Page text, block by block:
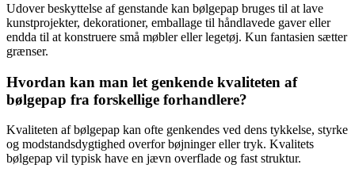
Udover beskyttelse af genstande kan bølgepap bruges til at lave
kunstprojekter, dekorationer, emballage til håndlavede gaver eller
endda til at konstruere små møbler eller legetøj. Kun fantasien sætter
grænser.
Hvordan kan man let genkende kvaliteten af
bølgepap fra forskellige forhandlere?
Kvaliteten af bølgepap kan ofte genkendes ved dens tykkelse, styrke
og modstandsdygtighed overfor bøjninger eller tryk. Kvalitets
bølgepap vil typisk have en jævn overflade og fast struktur.